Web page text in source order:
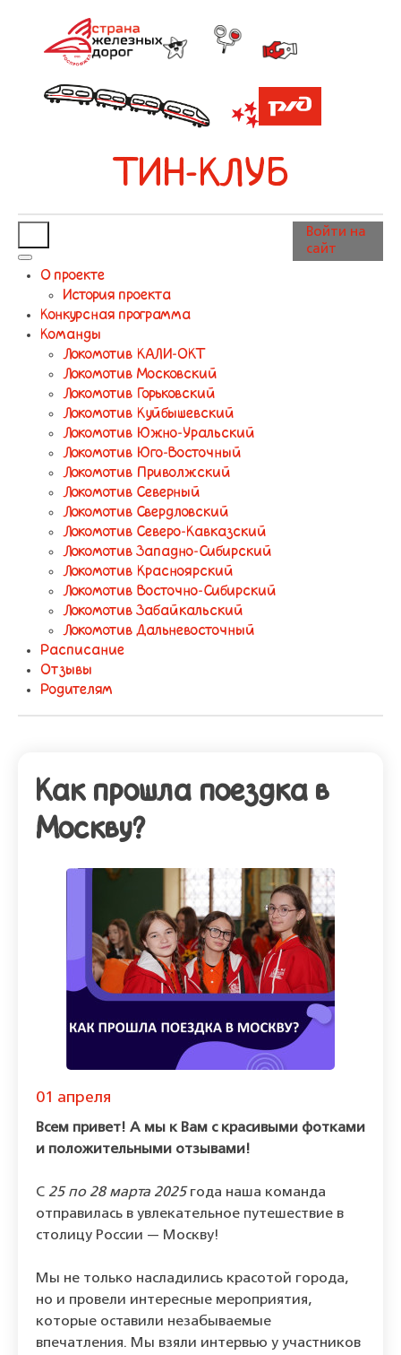
ТИН-КЛУБ
О проекте
История проекта
Конкурсная программа
Команды
Локомотив КАЛИ-ОКТ
Локомотив Московский
Локомотив Горьковский
Локомотив Куйбышевский
Локомотив Южно-Уральский
Локомотив Юго-Восточный
Локомотив Приволжский
Локомотив Северный
Локомотив Свердловский
Локомотив Северо-Кавказский
Локомотив Западно-Сибирский
Локомотив Красноярский
Локомотив Восточно-Сибирский
Локомотив Забайкальский
Локомотив Дальневосточный
Расписание
Отзывы
Родителям
Войти на
сайт
Как прошла поездка в
Москву?
01 апреля
Всем привет! А мы к Вам с красивыми фотками
и положительными отзывами!
С 25 по 28 марта 2025 года наша команда
отправилась в увлекательное путешествие в
столицу России — Москву!
Мы не только насладились красотой города,
но и провели интересные мероприятия,
которые оставили незабываемые
впечатления. Мы взяли интервью у участников